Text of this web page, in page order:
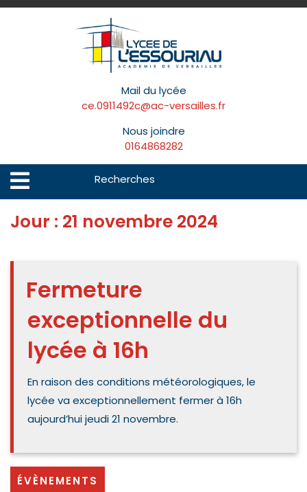
Skip
Mail du lycée
ce.0911492c@ac-versailles.fr
Nous joindre
0164868282
Open
Menu
Jour : 21 novembre 2024
Fermeture
exceptionnelle du
lycée à 16h
En raison des conditions météorologiques, le
lycée va exceptionnellement fermer à 16h
aujourd’hui jeudi 21 novembre.
ÉVÈNEMENTS